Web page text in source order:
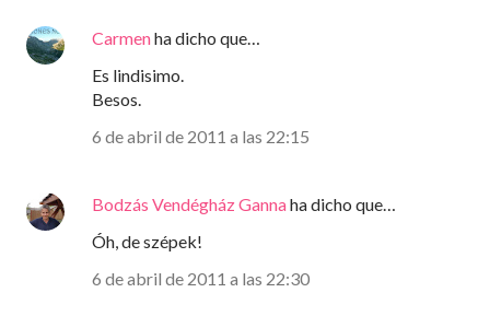
Carmenha dicho que…
Es lindisimo.
Besos.
6 de abril de 2011 a las 22:15
Bodzás Vendégház Gannaha dicho que…
Óh, de szépek!
6 de abril de 2011 a las 22:30